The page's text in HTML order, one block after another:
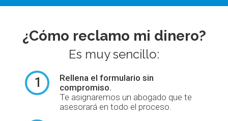
¿Cómo reclamo mi dinero?
Es muy sencillo:
1
Rellena el formulario sin
compromiso.
Te asignaremos un abogado que te
asesorará en todo el proceso.